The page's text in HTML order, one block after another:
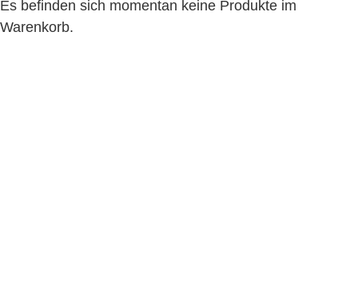
Es befinden sich momentan keine Produkte im
Warenkorb.